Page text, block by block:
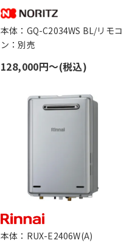
本体：GQ-C2034WS BL/リモコ
ン：別売
128,000円〜(税込)
本体：RUX-E2406W(A)